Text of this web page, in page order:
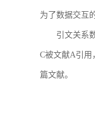
为了数据交互
引文关系
C被文献A引用
篇文献。